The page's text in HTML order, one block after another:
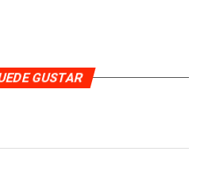
GUSTAR